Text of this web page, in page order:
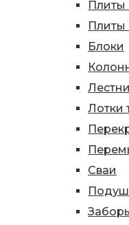
Плиты
Плиты
Блоки
Лотки
Сваи